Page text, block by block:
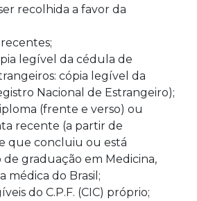
recolhida a favor da
legível da cédula de
cópia legível da
Nacional de Estrangeiro);
(frente e verso) ou
recente (a partir de
que concluiu ou está
graduação em Medicina,
médica do Brasil;
do C.P.F. (CIC) próprio;